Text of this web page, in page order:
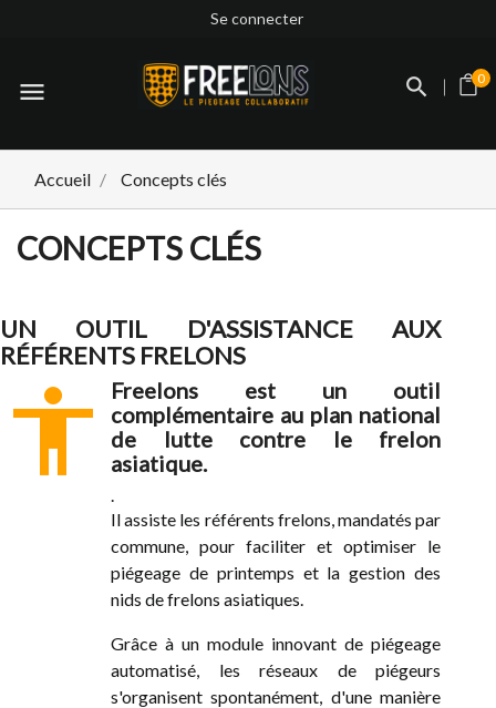
Se connecter
menu 0
Accueil Concepts clés
CONCEPTS CLÉS
UN OUTIL D'ASSISTANCE AUX
RÉFÉRENTS FRELONS
accessibility
Freelons est un outil
complémentaire au plan national
de lutte contre le frelon
asiatique.
.
Il assiste les référents frelons, mandatés par
commune, pour faciliter et optimiser le
piégeage de printemps et la gestion des
nids de frelons asiatiques.
Grâce à un module innovant de piégeage
automatisé, les réseaux de piégeurs
s'organisent spontanément, d'une manière